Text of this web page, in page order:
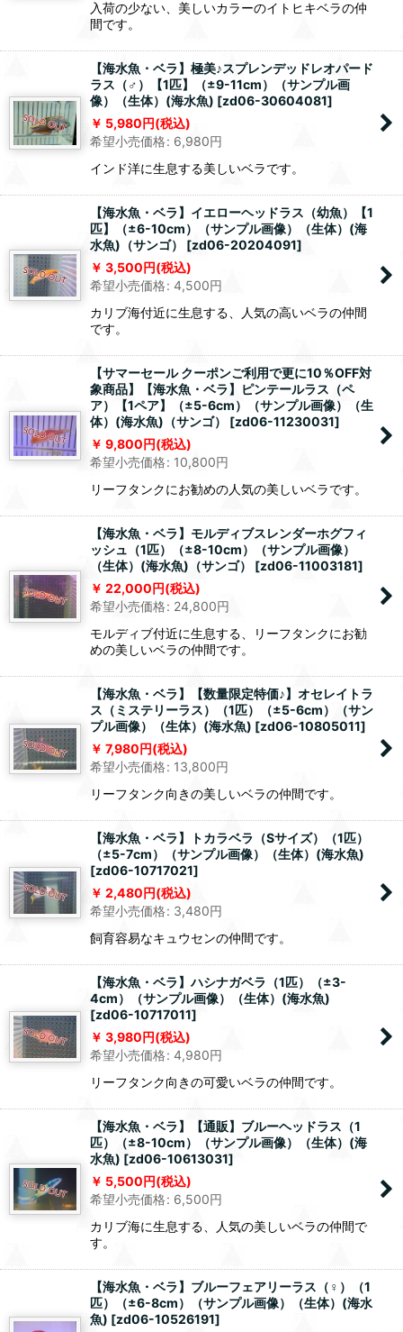
入荷の少ない、美しいカラーのイトヒキベラの仲
間です。
【海水魚・ベラ】極美♪スプレンデッドレオパード
ラス（♂）【1匹】（±9-11cm）（サンプル画
像）（生体）(海水魚) [zd06-30604081]
5,980円(税込)
希望小売価格: 6,980円
インド洋に生息する美しいベラです。
【海水魚・ベラ】イエローヘッドラス（幼魚）【1
匹】（±6-10cm）（サンプル画像）（生体）(海
水魚)（サンゴ）
[zd06-20204091]
3,500円(税込)
希望小売価格: 4,500円
カリブ海付近に生息する、人気の高いベラの仲間
です。
【サマーセール クーポンご利用で更に10％OFF対
象商品】【海水魚・ベラ】ピンテールラス（ペ
ア）【1ペア】（±5-6cm）（サンプル画像）（生
体）(海水魚)（サンゴ）
[zd06-11230031]
9,800円(税込)
希望小売価格: 10,800円
リーフタンクにお勧めの人気の美しいベラです。
【海水魚・ベラ】モルディブスレンダーホグフィ
ッシュ（1匹）（±8-10cm）（サンプル画像）
（生体）(海水魚)（サンゴ）
[zd06-11003181]
22,000円(税込)
希望小売価格: 24,800円
モルディブ付近に生息する、リーフタンクにお勧
めの美しいベラの仲間です。
【海水魚・ベラ】【数量限定特価♪】オセレイトラ
ス（ミステリーラス）（1匹）（±5-6cm）（サン
プル画像）（生体）(海水魚) [zd06-10805011]
7,980円(税込)
希望小売価格: 13,800円
リーフタンク向きの美しいベラの仲間です。
【海水魚・ベラ】トカラベラ（Sサイズ）（1匹）
（±5-7cm）（サンプル画像）（生体）(海水魚)
[zd06-10717021]
2,480円(税込)
希望小売価格: 3,480円
飼育容易なキュウセンの仲間です。
【海水魚・ベラ】ハシナガベラ（1匹）（±3-
4cm）（サンプル画像）（生体）(海水魚)
[zd06-10717011]
3,980円(税込)
希望小売価格: 4,980円
リーフタンク向きの可愛いベラの仲間です。
【海水魚・ベラ】【通販】ブルーヘッドラス（1
匹）（±8-10cm）（サンプル画像）（生体）(海
水魚) [zd06-10613031]
5,500円(税込)
希望小売価格: 6,500円
カリブ海に生息する、人気の美しいベラの仲間で
す。
【海水魚・ベラ】ブルーフェアリーラス（♀）（1
匹）（±6-8cm）（サンプル画像）（生体）(海水
魚) [zd06-10526191]